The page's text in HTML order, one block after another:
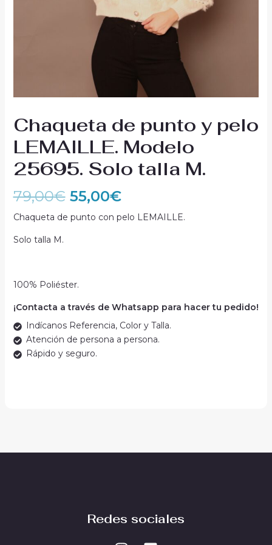
Chaqueta de punto y pelo
LEMAILLE. Modelo
25695. Solo talla M.
79,00€ 55,00€
Chaqueta de punto con pelo LEMAILLE.
Solo talla M.
100% Poliéster.
¡Contacta a través de Whatsapp para hacer tu pedido!
Indícanos Referencia, Color y Talla.
Atención de persona a persona.
Rápido y seguro.
Redes sociales